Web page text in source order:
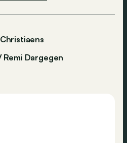
Remi Dargegen